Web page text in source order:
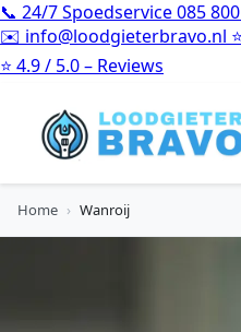
📞 24/7 Spoedservice085
✉️ info@loodgieterbravo.nl ⭐
⭐ 4.9 / 5.0 – Reviews
Home › Wanroij